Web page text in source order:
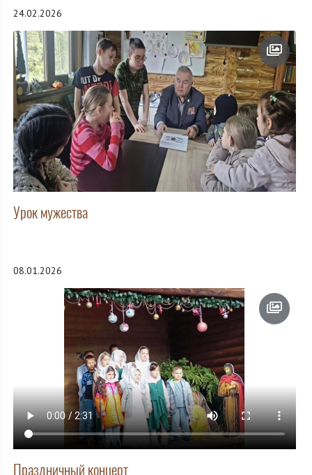
24.02.2026
Урок мужества
08.01.2026
Праздничный концерт